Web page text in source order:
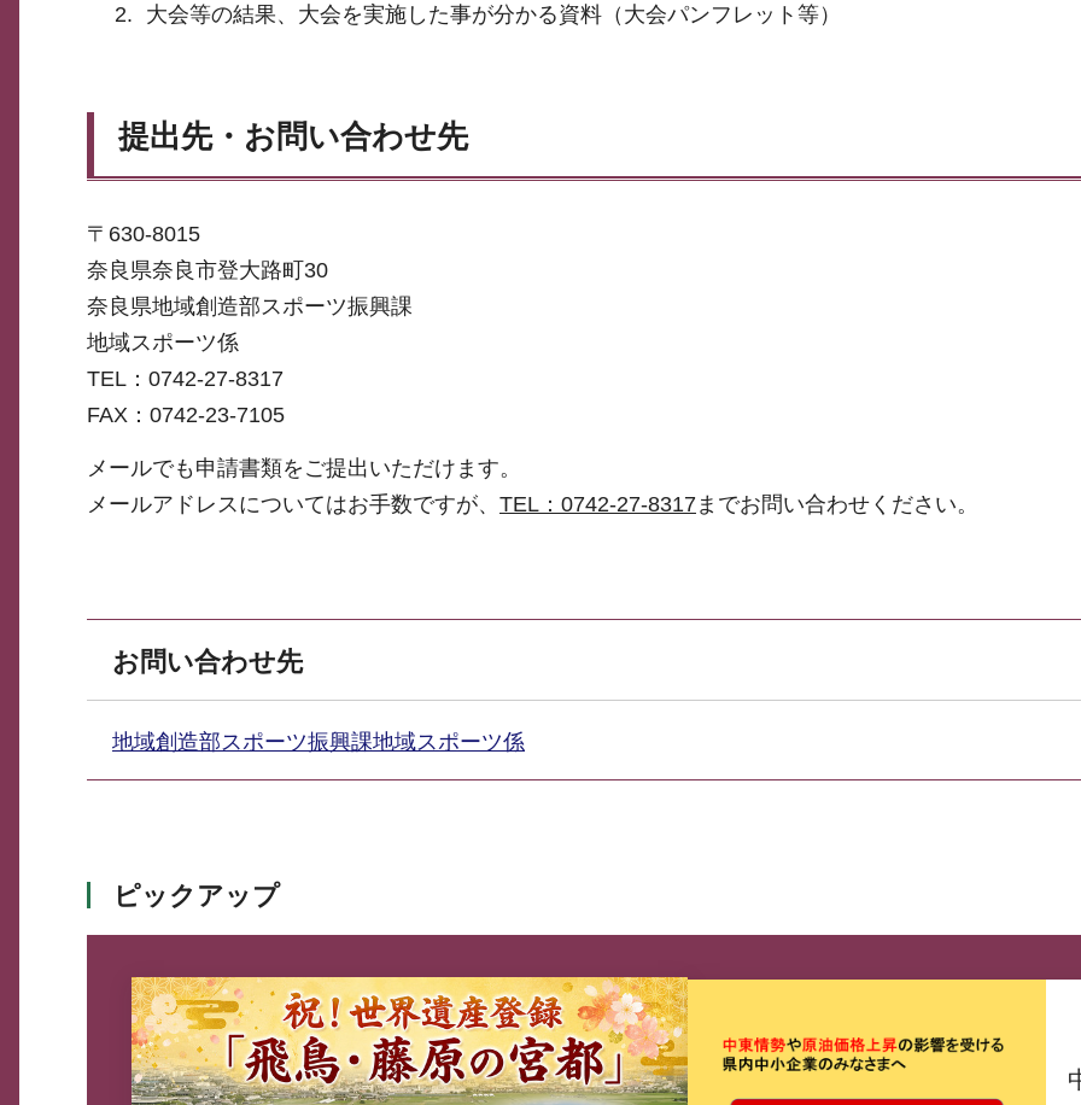
大会等の結果、大会を実施した事が分かる資料（大会パンフレット等）
提出先・お問い合わせ先
〒630-8015
奈良県奈良市登大路町30
奈良県地域創造部スポーツ振興課
地域スポーツ係
TEL：0742-27-8317
FAX：0742-23-7105
メールでも申請書類をご提出いただけます。
メールアドレスについてはお手数ですが、 TEL：0742-27-8317 までお問い合わせください。
お問い合わせ先
地域創造部スポーツ振興課地域スポーツ係
ピックアップ